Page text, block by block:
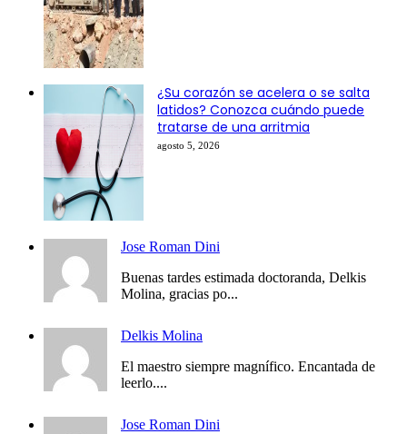
¿Su corazón se acelera o se salta
latidos? Conozca cuándo puede
tratarse de una arritmia
agosto 5, 2026
Jose Roman Dini
Buenas tardes estimada doctoranda, Delkis
Molina, gracias po...
Delkis Molina
El maestro siempre magnífico. Encantada de
leerlo....
Jose Roman Dini